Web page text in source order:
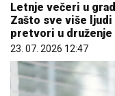
Letnje večeri u
Zašto sve više
pretvori u druženje
23. 07. 2026 12:47